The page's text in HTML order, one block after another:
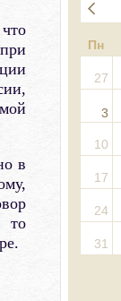
в
то
Пн
27
3
10
17
24
31